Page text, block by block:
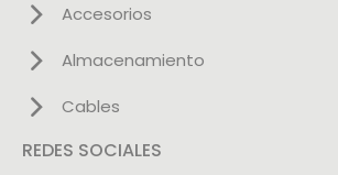
Accesorios
Almacenamiento
Cables
REDES SOCIALES